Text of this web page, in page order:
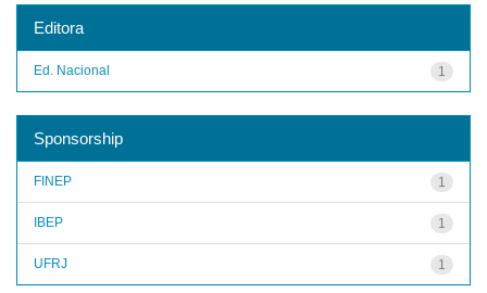
Editora
1
Ed. Nacional
Sponsorship
1
FINEP
1
IBEP
1
UFRJ